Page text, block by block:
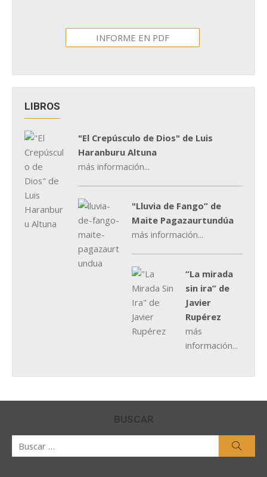
INFORME EN PDF
LIBROS
"El Crepúsculo de Dios" de Luis
Haranburu Altuna
más información...
"Lluvia de Fango” de
Maite Pagazaurtundúa
más información...
“La mirada
sin ira” de
Javier
Rupérez
más
información...
BUSCAR